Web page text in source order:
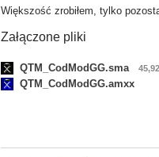
Większość zrobiłem, tylko
Załączone pliki
QTM_CodModGG.sma
QTM_CodModGG.amxx